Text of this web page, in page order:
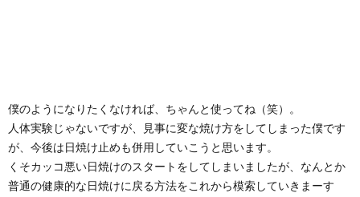
僕のようになりたくなければ、ちゃんと使ってね（笑）。
人体実験じゃないですが、見事に変な焼け方をしてしまった僕です
が、今後は日焼け止めも併用していこうと思います。
くそカッコ悪い日焼けのスタートをしてしまいましたが、なんとか
普通の健康的な日焼けに戻る方法をこれから模索していきまーす